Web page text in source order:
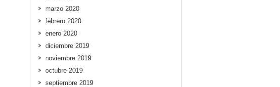
marzo 2020
febrero 2020
enero 2020
diciembre 2019
noviembre 2019
octubre 2019
septiembre 2019